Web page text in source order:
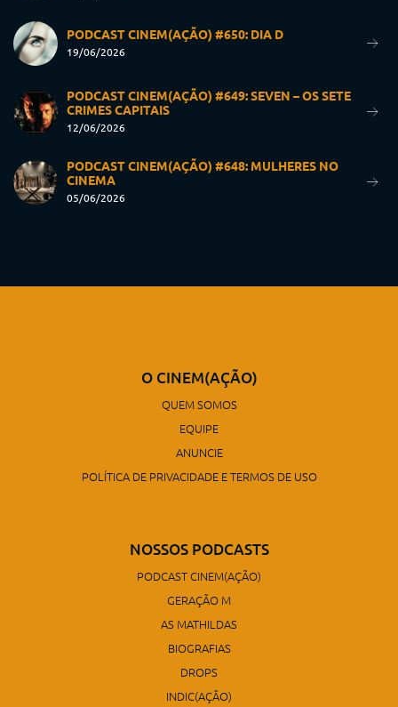
PODCAST CINEM(AÇÃO) #650: DIA D
19/06/2026
PODCAST CINEM(AÇÃO) #649: SEVEN – OS SETE
CRIMES CAPITAIS
12/06/2026
PODCAST CINEM(AÇÃO) #648: MULHERES NO
CINEMA
05/06/2026
O CINEM(AÇÃO)
QUEM SOMOS
EQUIPE
ANUNCIE
POLÍTICA DE PRIVACIDADE E TERMOS DE USO
NOSSOS PODCASTS
PODCAST CINEM(AÇÃO)
GERAÇÃO M
AS MATHILDAS
BIOGRAFIAS
DROPS
INDIC(AÇÃO)